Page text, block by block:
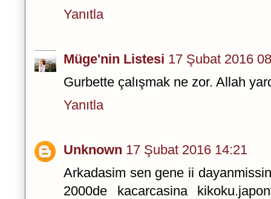
Yanıtla
Müge'nin Listesi 17 Şubat 2016
Gurbette çalışmak ne zor. Allah
Yanıtla
Unknown 17 Şubat 2016 14:21
Arkadasim sen gene ii
2000de kacarcasina